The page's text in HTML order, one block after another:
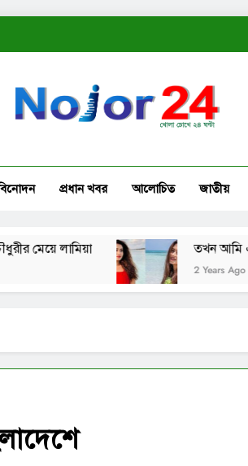
প্রধান খবর আলোচিত জাতীয়
লামিয়া তখন আমি এত
2 Years Ago